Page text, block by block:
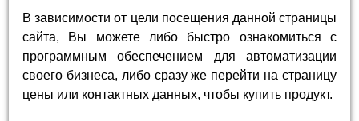
В зависимости от цели посещения данной страницы
сайта, Вы можете либо быстро ознакомиться с
программным обеспечением для автоматизации
своего бизнеса, либо сразу же перейти на страницу
цены или контактных данных, чтобы купить продукт.